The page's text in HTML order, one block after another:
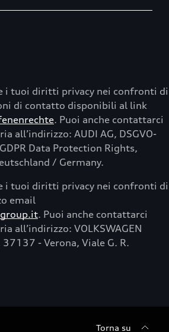
i tuoi diritti privacy nei confronti di
di contatto disponibili al link
. Puoi anche contattarci
all’indirizzo: AUDI AG, DSGVO-
Data Protection Rights,
/ Germany.
i tuoi diritti privacy nei confronti di
email
. Puoi anche contattarci
all’indirizzo: VOLKSWAGEN
37137 - Verona, Viale G. R.
Torna su